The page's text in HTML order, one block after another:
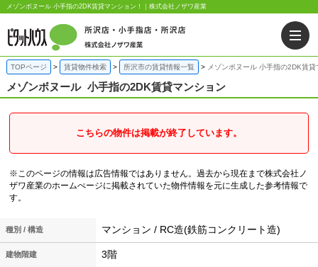
メゾンボヌール 小手指の2DK賃貸マンション！｜株式会社ノザワ産業
TOPページ 賃貸物件検索 所沢市の賃貸情報一覧 メゾンボヌール 小手指の2DK賃貸
メゾンボヌール 小手指の2DK賃貸マンション
こちらの物件は掲載が終了しています。
※このページの情報は広告情報ではありません。過去から現在まで株式会社ノ
ザワ産業のホームぺージに掲載されていた物件情報を元に生成した参考情報で
す。
種別 / 構造 マンション / RC造(鉄筋コンクリート造)
建物階建 3階